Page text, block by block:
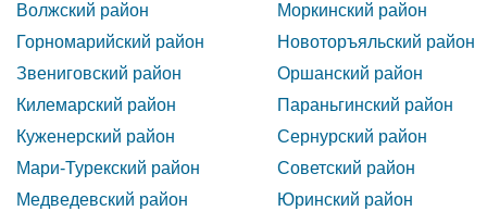
Волжский район
Горномарийский район
Звениговский район
Килемарский район
Куженерский район
Мари-Турекский район
Медведевский район
Моркинский район
Новоторъяльский район
Оршанский район
Параньгинский район
Сернурский район
Советский район
Юринский район